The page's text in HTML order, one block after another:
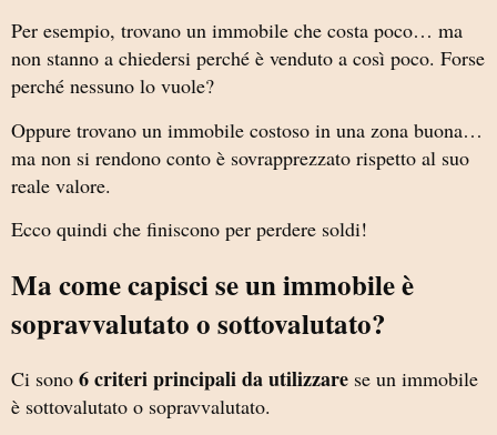
Per esempio, trovano un immobile che costa poco… ma
non stanno a chiedersi perché è venduto a così poco. Forse
perché nessuno lo vuole?
Oppure trovano un immobile costoso in una zona buona…
ma non si rendono conto è sovrapprezzato rispetto al suo
reale valore.
Ecco quindi che finiscono per perdere soldi!
Ma come capisci se un immobile è
sopravvalutato o sottovalutato?
Ci sono 6 criteri principali da utilizzare se un immobile
è sottovalutato o sopravvalutato.